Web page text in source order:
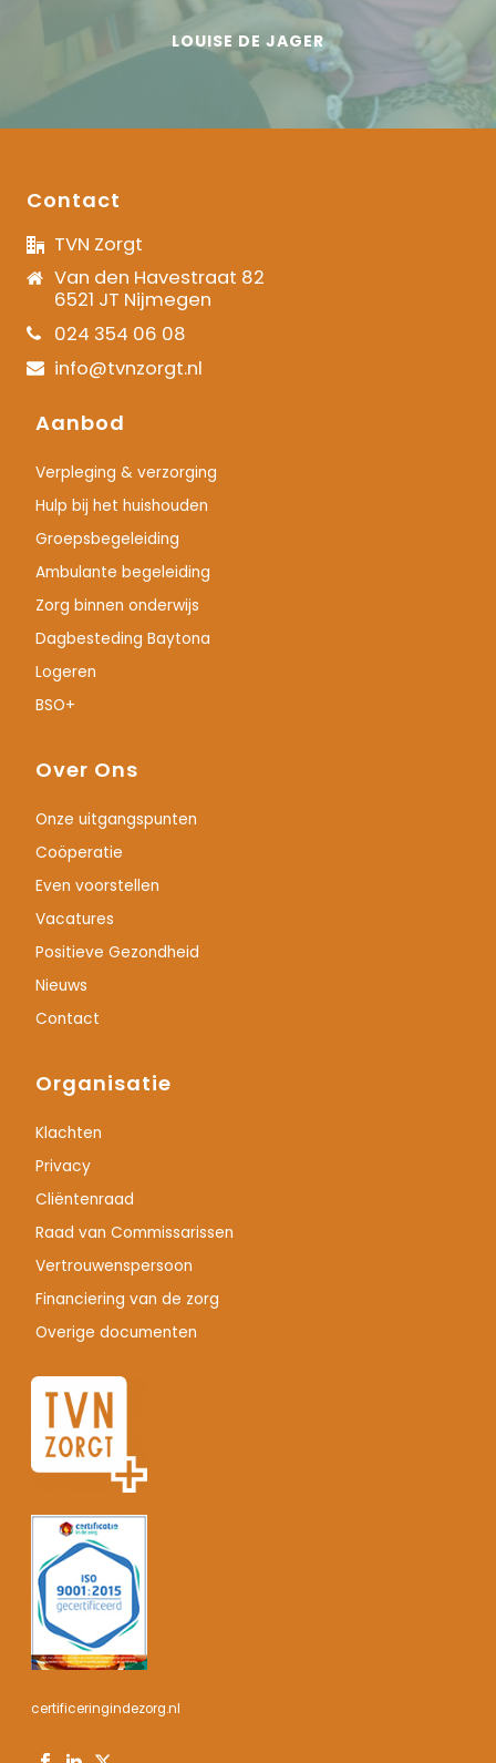
LOUISE DE JAGER
Contact
TVN Zorgt
Van den Havestraat 82
6521 JT Nijmegen
024 354 06 08
info@tvnzorgt.nl
Aanbod
Verpleging & verzorging
Hulp bij het huishouden
Groepsbegeleiding
Ambulante begeleiding
Zorg binnen onderwijs
Dagbesteding Baytona
Logeren
BSO+
Over Ons
Onze uitgangspunten
Coöperatie
Even voorstellen
Vacatures
Positieve Gezondheid
Nieuws
Contact
Organisatie
Klachten
Privacy
Cliëntenraad
Raad van Commissarissen
Vertrouwenspersoon
Financiering van de zorg
Overige documenten
certificeringindezorg.nl